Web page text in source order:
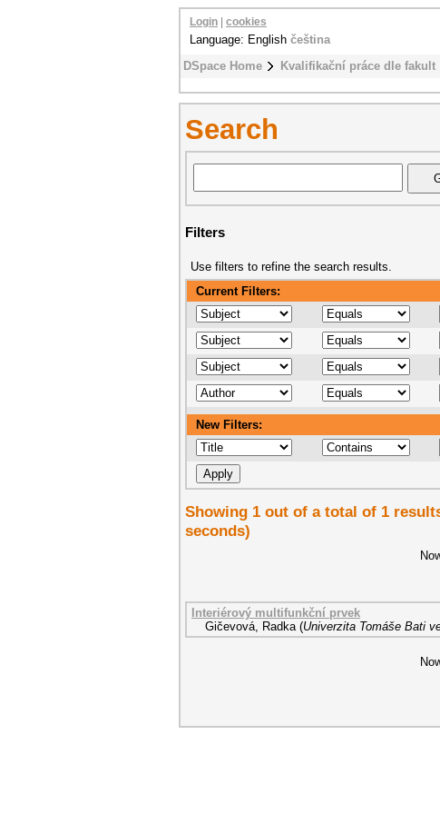
DSpace Home Kvalifikační práce dle fakult
Login cookies
Language: English čeština
Search
Filters
Use filters to refine the search results.
Current Filters:
New Filters:
Showing 1 out of a total of 1
seconds)
Interiérový multifunkční prvek
Gičevová, Radka (Univerzita Tomáše Bati